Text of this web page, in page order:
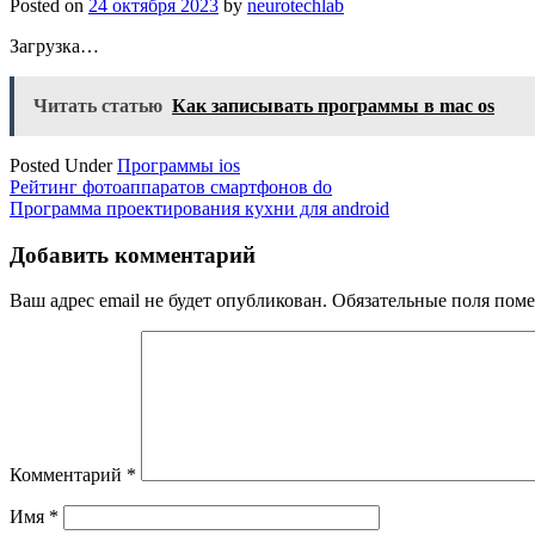
Posted on 24 октября 2023 by neurotechlab
Загрузка…
Читать статью Как записывать программы в mac os
Posted UnderПрограммы ios
Навигация
по
записям
Рейтинг фотоаппаратов смартфонов do
Программа проектирования кухни для android
Добавить комментарий
Ваш адрес email не будет опубликован. Обязательные поля
Комментарий *
Имя *